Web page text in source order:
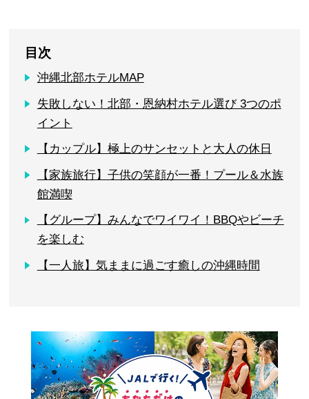
目次
沖縄北部ホテルMAP
失敗しない！北部・恩納村ホテル選び 3つのポ
イント
【カップル】極上のサンセットと大人の休日
【家族旅行】子供の笑顔が一番！プール＆水族
館満喫
【グループ】みんなでワイワイ！BBQやビーチ
を楽しむ
【一人旅】気ままに過ごす癒しの沖縄時間